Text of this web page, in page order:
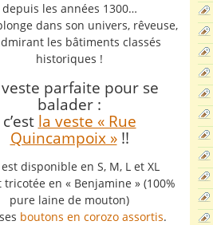
depuis les années 1300…
dans son univers, rêveuse,
les bâtiments classés
historiques !
veste parfaite pour se
balader :
c’est la veste « Rue
Quincampoix »!!
disponible en S, M, L et XL
tricotée en « Benjamine » (100%
pure laine de mouton)
boutons en corozo assortis.